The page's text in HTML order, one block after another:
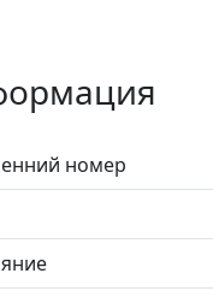
номер